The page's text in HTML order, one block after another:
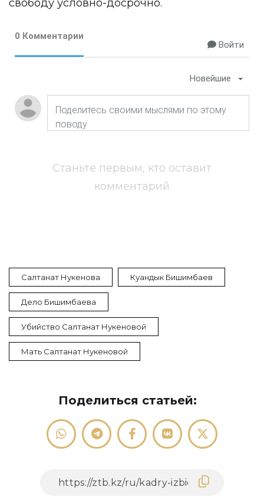
свободу условно-досрочно.
0 Комментарии
Войти
Новейшие
Станьте первым, кто оставит
комментарий
Салтанат Нукенова Куандык Бишимбаев
Дело Бишимбаева
Убийство Салтанат Нукеновой
Мать Салтанат Нукеновой
Поделиться статьей: